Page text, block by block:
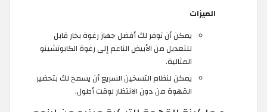
الميزات
يمكن أن توفر لك أفضل جهاز رغوة بخار قابل
للتعديل من الأبيض الناعم إلى رغوة الكابوتشينو
المثالية.
يمكن لنظام التسخين السريع أن يسمح لك بتحضير
القهوة من دون الانتظار لوقت أطول.